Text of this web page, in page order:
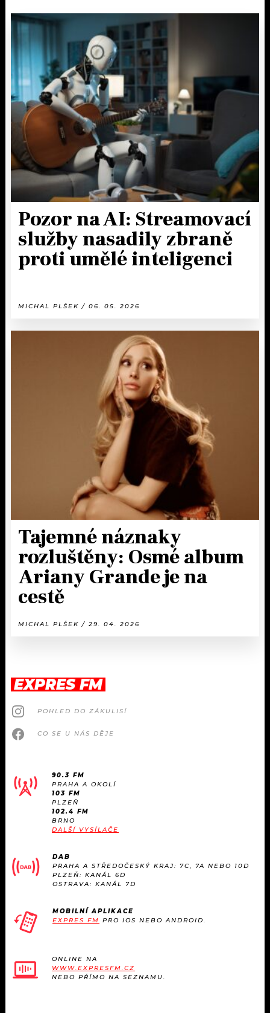
Pozor na AI: Streamovací
služby nasadily zbraně
proti umělé inteligenci
MICHAL PLŠEK / 06. 05. 2026
Tajemné náznaky
rozluštěny: Osmé album
Ariany Grande je na
cestě
MICHAL PLŠEK / 29. 04. 2026
EXPRES FM
POHLED DO ZÁKULISÍ
CO SE U NÁS DĚJE
90.3 FM
PRAHA A OKOLÍ
103 FM
PLZEŇ
102.4 FM
BRNO
DALŠÍ VYSÍLAČE
DAB
PRAHA A STŘEDOČESKÝ KRAJ: 7C, 7A NEBO 10D
PLZEŇ: KANÁL 6D
OSTRAVA: KANÁL 7D
MOBILNÍ APLIKACE
EXPRES FM PRO IOS NEBO ANDROID.
ONLINE NA
WWW.EXPRESFM.CZ
NEBO PŘÍMO NA SEZNAMU.